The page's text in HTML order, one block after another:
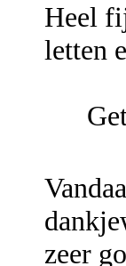
Heel
letten
zeer